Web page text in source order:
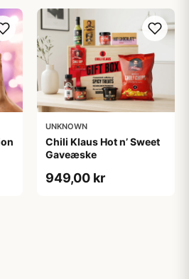
UNKNOWN
Chili Klaus Hot n’ Sweet
Gaveæske
949,00 kr